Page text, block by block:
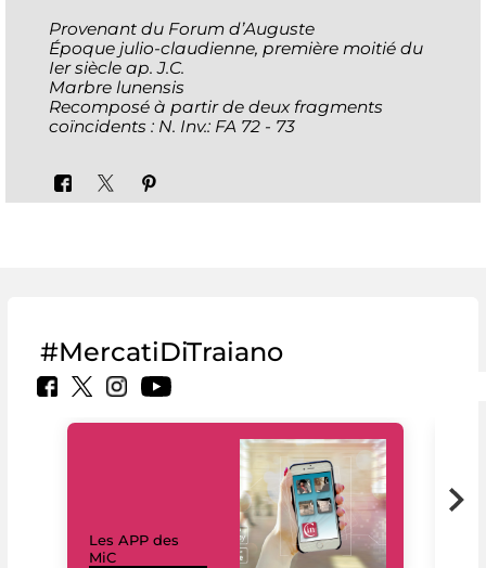
Provenant du Forum d’Auguste
Époque julio-claudienne, première moitié du
Ier siècle ap. J.C.
Marbre lunensis
Recomposé à partir de deux fragments
coïncidents : N. Inv.: FA 72 - 73
#MercatiDiTraiano
Les APP des
MiC